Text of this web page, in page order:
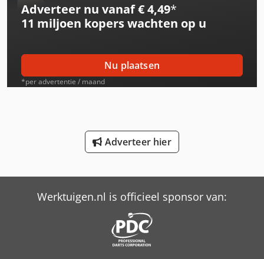
International 553
International 554
International 633
International 644
International 706
International 724
International 733
International 743
Adverteer nu vanaf € 4,49*
11 miljoen koperswachten op u
Nu plaatsen
*per advertentie / maand
Adverteer hier
Werktuigen.nl is officieel sponsor van: